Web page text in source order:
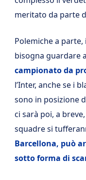
meritato da parte
Polemiche a
bisogna guardare
campionato da
l’Inter, anche se i
sono in posizione
ci sarà poi, a
squadre si
Barcellona, può
sotto forma di